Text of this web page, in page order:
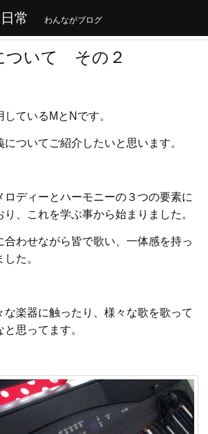
常 わんながブログ
ついて その２
ているMとNです。
ついてご紹介したいと思います。
ロディーとハーモニーの３つの要素に
り、これを学ぶ事から始まりました。
合わせながら皆で歌い、一体感を持っ
た。
な楽器に触ったり、様々な歌を歌って
思ってます。